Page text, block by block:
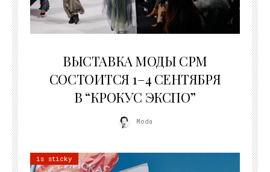
ВЫСТАВКА МОДЫ CPM
СОСТОИТСЯ 1–4 СЕНТЯБРЯ
В “КРОКУС ЭКСПО”
Moda
is sticky